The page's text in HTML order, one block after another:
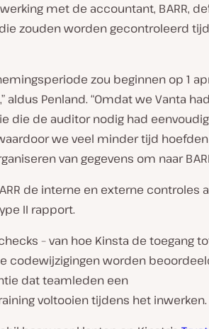
met de accountant, BARR,
zouden worden gecontroleerd
zou beginnen op 1
aldus Penland. “Omdat we Vanta
die de auditor nodig had
we veel minder tijd
van gegevens om naar
de interne en externe controles
II rapport.
– van hoe Kinsta de toegang
codewijzigingen worden
dat teamleden een
voltooien tijdens het inwerken.